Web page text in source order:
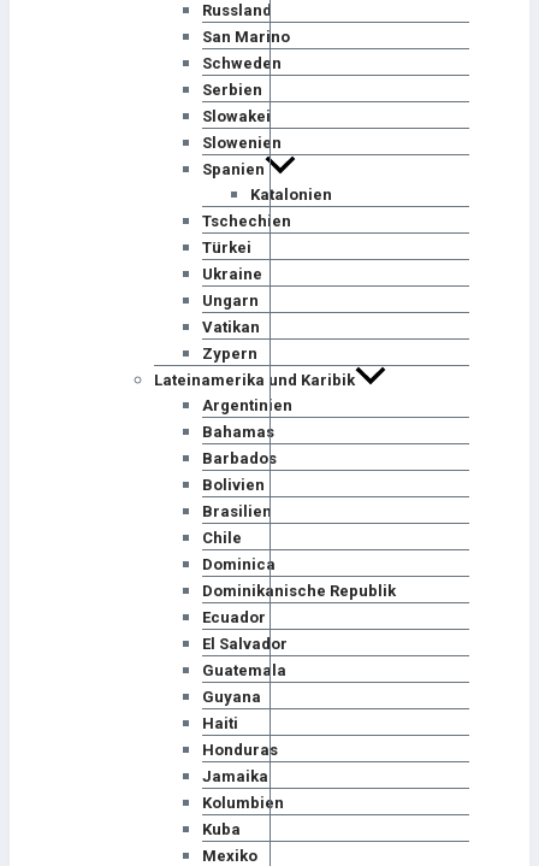
Russland
San Marino
Schweden
Serbien
Slowakei
Slowenien
Spanien
Katalonien
Tschechien
Türkei
Ukraine
Ungarn
Vatikan
Zypern
Lateinamerika und Karibik
Argentinien
Bahamas
Barbados
Bolivien
Brasilien
Chile
Dominica
Dominikanische Republik
Ecuador
El Salvador
Guatemala
Guyana
Haiti
Honduras
Jamaika
Kolumbien
Kuba
Mexiko